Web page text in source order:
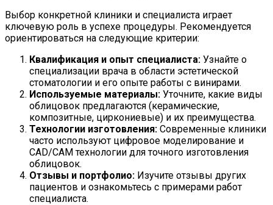
Выбор конкретной клиники и специалиста играет
ключевую роль в успехе процедуры. Рекомендуется
ориентироваться на следующие критерии:
Квалификация и опыт специалиста: Узнайте о
специализации врача в области эстетической
стоматологии и его опыте работы с винирами.
Используемые материалы: Уточните, какие виды
облицовок предлагаются (керамические,
композитные, циркониевые) и их преимущества.
Технологии изготовления: Современные клиники
часто используют цифровое моделирование и
CAD/CAM технологии для точного изготовления
облицовок.
Отзывы и портфолио: Изучите отзывы других
пациентов и ознакомьтесь с примерами работ
специалиста.